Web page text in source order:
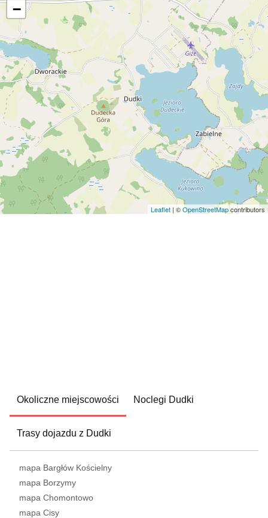
−
Leaflet | ©OpenStreetMapcontributors
Okoliczne miejscowości Noclegi Dudki
Trasy dojazdu z Dudki
mapa Bargłów Kościelny
mapa Borzymy
mapa Chomontowo
mapa Cisy